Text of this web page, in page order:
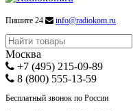
Пишите 24 info@radiokom.ru
Москва
+7 (495) 215-09-89
8 (800) 555-13-59
Бесплатный звонок по России